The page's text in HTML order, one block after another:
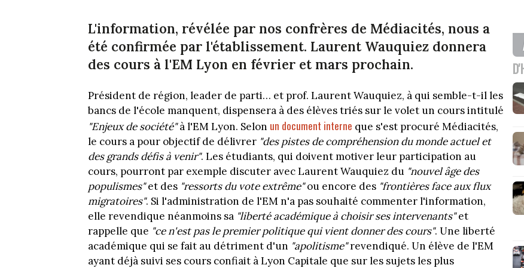
L'information, révélée par nos confrères de Médiacités, nous a
été confirmée par l'établissement. Laurent Wauquiez donnera
des cours à l'EM Lyon en février et mars prochain.
Président de région, leader de parti… et prof. Laurent Wauquiez, à qui semble-t-il les
bancs de l'école manquent, dispensera à des élèves triés sur le volet un cours intitulé
"Enjeux de société"à l'EM Lyon. Selon un document interne que s'est procuré Médiacités,
le cours a pour objectif de délivrer "des pistes de compréhension du monde actuel et
des grands défis à venir". Les étudiants, qui doivent motiver leur participation au
cours, pourront par exemple discuter avec Laurent Wauquiez du "nouvel âge des
populismes"et des "ressorts du vote extrême"ou encore des "frontières face aux flux
migratoires". Si l'administration de l'EM n'a pas souhaité commenter l'information,
elle revendique néanmoins sa "liberté académique à choisir ses intervenants"et
rappelle que "ce n'est pas le premier politique qui vient donner des cours". Une liberté
académique qui se fait au détriment d'un "apolitisme"revendiqué. Un élève de l'EM
ayant déjà suivi ses cours confiait à Lyon Capitale que sur les sujets les plus